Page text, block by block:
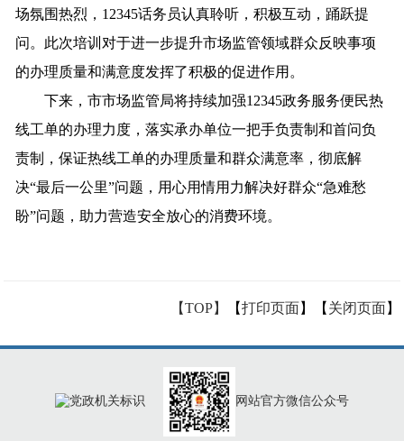
场氛围热烈，12345话务员认真聆听，积极互动，踊跃提
问。此次培训对于进一步提升市场监管领域群众反映事项
的办理质量和满意度发挥了积极的促进作用。
下来，市市场监管局将持续加强12345政务服务便民热
线工单的办理力度，落实承办单位一把手负责制和首问负
责制，保证热线工单的办理质量和群众满意率，彻底解
决“最后一公里”问题，用心用情用力解决好群众“急难愁
盼”问题，助力营造安全放心的消费环境。
【TOP】 【打印页面】【 关闭页面】
网站官方微信公众号